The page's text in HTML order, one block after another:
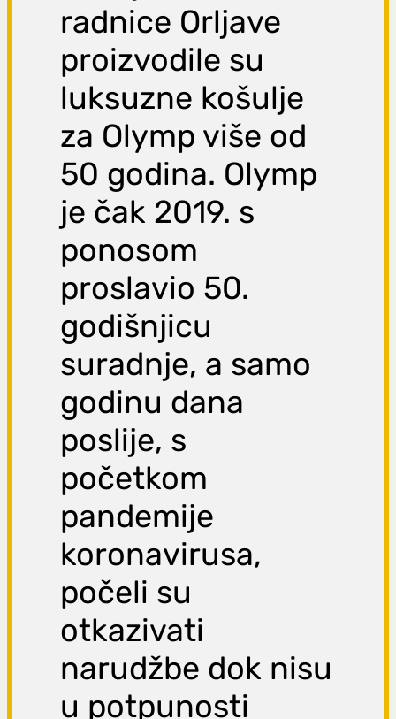
radnice Orljave
proizvodile su
luksuzne košulje
za Olymp više od
50 godina. Olymp
je čak 2019. s
ponosom
proslavio 50.
godišnjicu
suradnje, a samo
godinu dana
poslije, s
početkom
pandemije
koronavirusa,
počeli su
otkazivati
narudžbe dok nisu
u potpunosti